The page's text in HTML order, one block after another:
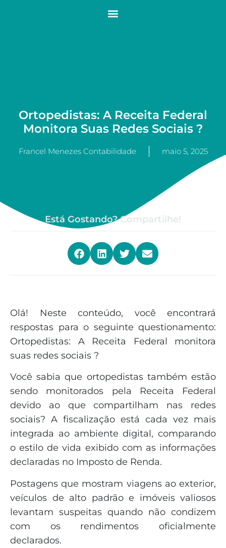
Ortopedistas: A Receita Federal
Monitora Suas Redes Sociais ?
Francel Menezes Contabilidade maio 5, 2025
Está Gostando? Compartilhe!
Olá! Neste conteúdo, você encontrará
respostas para o seguinte questionamento:
Ortopedistas: A Receita Federal monitora
suas redes sociais ?
Você sabia que ortopedistas também estão
sendo monitorados pela Receita Federal
devido ao que compartilham nas redes
sociais? A fiscalização está cada vez mais
integrada ao ambiente digital, comparando
o estilo de vida exibido com as informações
declaradas no Imposto de Renda.
Postagens que mostram viagens ao exterior,
veículos de alto padrão e imóveis valiosos
levantam suspeitas quando não condizem
com os rendimentos oficialmente
declarados.